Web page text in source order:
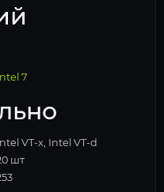
7
VT-x, Intel VT-d
шт